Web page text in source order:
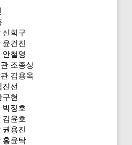
신희구
윤건진
안철영
조종상
김용옥
선
현
박정호
김윤호
권용진
홍윤탁